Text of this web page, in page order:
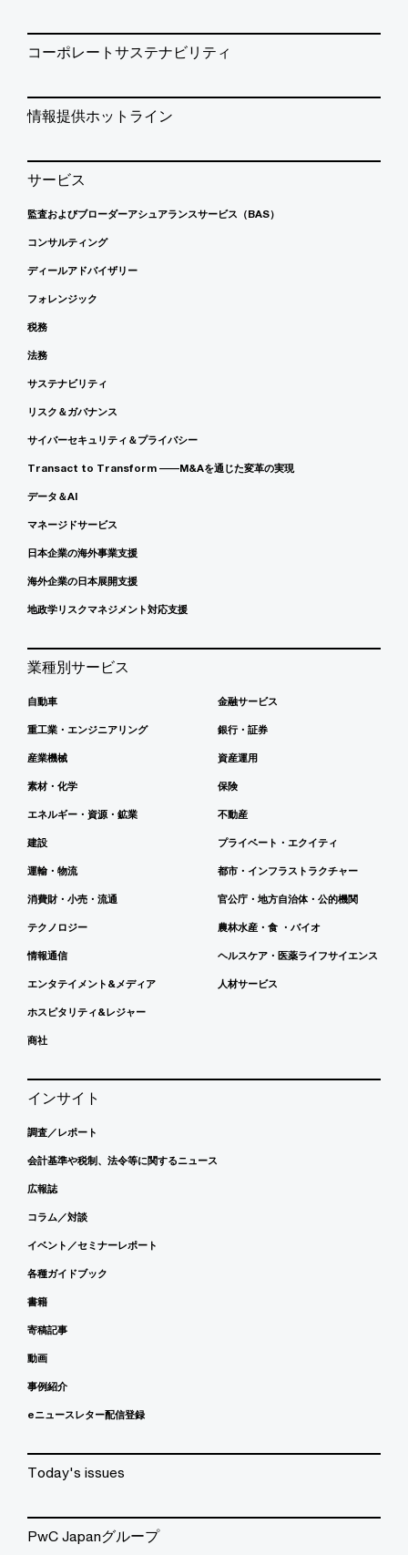
コーポレートサステナビリティ
情報提供ホットライン
サービス
監査およびブローダーアシュアランスサービス（BAS）
コンサルティング
ディールアドバイザリー
フォレンジック
税務
法務
サステナビリティ
リスク＆ガバナンス
サイバーセキュリティ＆プライバシー
Transact to Transform ――M&Aを通じた変革の実現
データ＆AI
マネージドサービス
日本企業の海外事業支援
海外企業の日本展開支援
地政学リスクマネジメント対応支援
業種別サービス
自動車
重工業・エンジニアリング
産業機械
素材・化学
エネルギー・資源・鉱業
建設
運輸・物流
消費財・小売・流通
テクノロジー
情報通信
エンタテイメント&メディア
ホスピタリティ&レジャー
商社
金融サービス
銀行・証券
資産運用
保険
不動産
プライベート・エクイティ
都市・インフラストラクチャー
官公庁・地方自治体・公的機関
農林水産・食 ・バイオ
ヘルスケア・医薬ライフサイエンス
人材サービス
インサイト
調査／レポート
会計基準や税制、法令等に関するニュース
広報誌
コラム／対談
イベント／セミナーレポート
各種ガイドブック
書籍
寄稿記事
動画
事例紹介
eニュースレター配信登録
Today's issues
PwC Japanグループ